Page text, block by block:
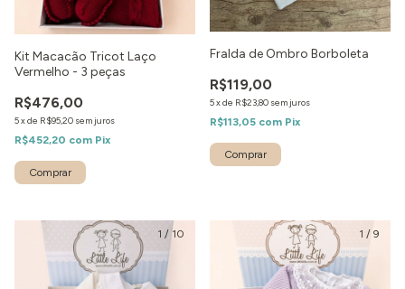
Kit Macacão Tricot Laço
Vermelho - 3 peças
R$476,00
5xde R$95,20 sem juros
R$452,20 com Pix
Comprar
Fralda de Ombro Borboleta
R$119,00
5xde R$23,80 sem juros
R$113,05 com Pix
1 / 10 1 / 9